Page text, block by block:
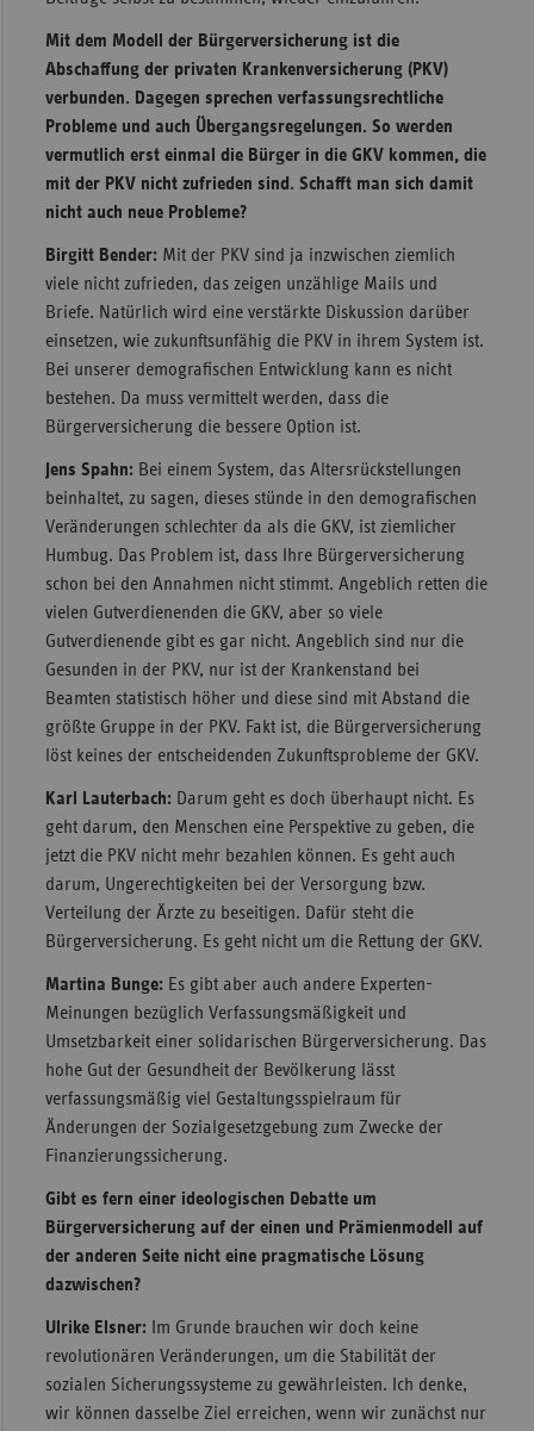
Mit dem Modell der Bürgerversicherung ist die
Abschaffung der privaten Krankenversicherung (PKV)
verbunden. Dagegen sprechen verfassungsrechtliche
Probleme und auch Übergangsregelungen. So werden
vermutlich erst einmal die Bürger in die GKV kommen, die
mit der PKV nicht zufrieden sind. Schafft man sich damit
nicht auch neue Probleme?
Birgitt Bender:Mit der PKV sind ja inzwischen ziemlich
viele nicht zufrieden, das zeigen unzählige Mails und
Briefe. Natürlich wird eine verstärkte Diskussion darüber
einsetzen, wie zukunftsunfähig die PKV in ihrem System ist.
Bei unserer demografischen Entwicklung kann es nicht
bestehen. Da muss vermittelt werden, dass die
Bürgerversicherung die bessere Option ist.
Jens Spahn:Bei einem System, das Altersrückstellungen
beinhaltet, zu sagen, dieses stünde in den demografischen
Veränderungen schlechter da als die GKV, ist ziemlicher
Humbug. Das Problem ist, dass Ihre Bürgerversicherung
schon bei den Annahmen nicht stimmt. Angeblich retten die
vielen Gutverdienenden die GKV, aber so viele
Gutverdienende gibt es gar nicht. Angeblich sind nur die
Gesunden in der PKV, nur ist der Krankenstand bei
Beamten statistisch höher und diese sind mit Abstand die
größte Gruppe in der PKV. Fakt ist, die Bürgerversicherung
löst keines der entscheidenden Zukunftsprobleme der GKV.
Karl Lauterbach:Darum geht es doch überhaupt nicht. Es
geht darum, den Menschen eine Perspektive zu geben, die
jetzt die PKV nicht mehr bezahlen können. Es geht auch
darum, Ungerechtigkeiten bei der Versorgung bzw.
Verteilung der Ärzte zu beseitigen. Dafür steht die
Bürgerversicherung. Es geht nicht um die Rettung der GKV.
Martina Bunge:Es gibt aber auch andere Experten-
Meinungen bezüglich Verfassungsmäßigkeit und
Umsetzbarkeit einer solidarischen Bürgerversicherung. Das
hohe Gut der Gesundheit der Bevölkerung lässt
verfassungsmäßig viel Gestaltungsspielraum für
Änderungen der Sozialgesetzgebung zum Zwecke der
Finanzierungssicherung.
Gibt es fern einer ideologischen Debatte um
Bürgerversicherung auf der einen und Prämienmodell auf
der anderen Seite nicht eine pragmatische Lösung
dazwischen?
Ulrike Elsner:Im Grunde brauchen wir doch keine
revolutionären Veränderungen, um die Stabilität der
sozialen Sicherungssysteme zu gewährleisten. Ich denke,
wir können dasselbe Ziel erreichen, wenn wir zunächst nur